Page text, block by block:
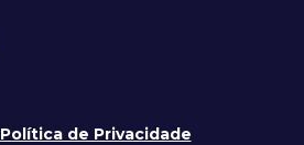
Política de Privacidade